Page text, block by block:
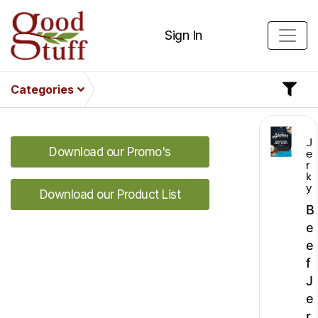
Sign In
Categories
Download our Promo's
Download our Product List
J
e
r
k
y
B
e
e
f
J
e